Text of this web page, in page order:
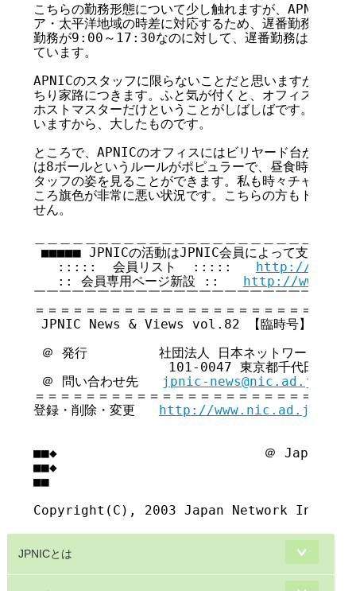
こちらの勤務形態について少し触れますが、APNICの
ア・太平洋地域の時差に対応するため、遅番勤務とい
勤務が9:00～17:30なのに対して、遅番勤務は10:30
ています。
APNICのスタッフに限らないことだと思いますが、こ
ちり家路につきます。ふと気が付くと、オフィスに残
ホストマスターだけということがしばしばです。それ
いますから、大したものです。
ところで、APNICのオフィスにはビリヤード台があり
は8ボールというルールがポピュラーで、昼食時には8
タッフの姿を見ることができます。私も時々チャレン
ころ旗色が非常に悪い状況です。こちらの方もトレー
せん。
■■■■■ JPNICの活動はJPNIC会員によって支えられ
   :::::  会員リスト  :::::
http://
   :: 会員専用ページ新設 ::
http://
￣￣￣￣￣￣￣￣￣￣￣￣￣￣￣￣￣￣￣￣￣￣￣￣
＝＝＝＝＝＝＝＝＝＝＝＝＝＝＝＝＝＝＝＝＝＝＝＝
JPNIC News & Views vol.82 【臨時号】
＠ 発行         社団法人 日本ネットワークインフ
101-0047 東京都千代田区内
＠ 問い合わせ先
jpnic-news@nic.ad.jp
＝＝＝＝＝＝＝＝＝＝＝＝＝＝＝＝＝＝＝＝＝＝＝＝
登録・削除・変更 http://www.nic.ad.jp/ja/
■■◆                          ＠ Japan
■■◆
■■
JPNICとは